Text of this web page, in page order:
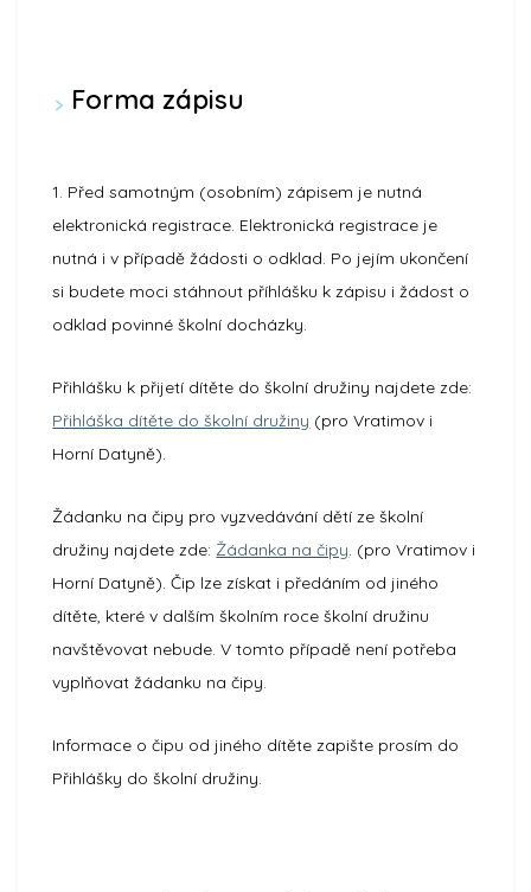
Forma zápisu
1. Před samotným (osobním) zápisem je nutná
elektronická registrace. Elektronická registrace je
nutná i v případě žádosti o odklad. Po jejím ukončení
si budete moci stáhnout příhlášku k zápisu i žádost o
odklad povinné školní docházky.
Přihlášku k přijetí dítěte do školní družiny najdete zde:
Přihláška dítěte do školní družiny (pro Vratimov i
Horní Datyně).
Žádanku na čipy pro vyzvedávání dětí ze školní
družiny najdete zde:Žádanka na čipy. (pro Vratimov i
Horní Datyně). Čip lze získat i předáním od jiného
dítěte, které v dalším školním roce školní družinu
navštěvovat nebude. V tomto případě není potřeba
vyplňovat žádanku na čipy.
Informace o čipu od jiného dítěte zapište prosím do
Přihlášky do školní družiny.